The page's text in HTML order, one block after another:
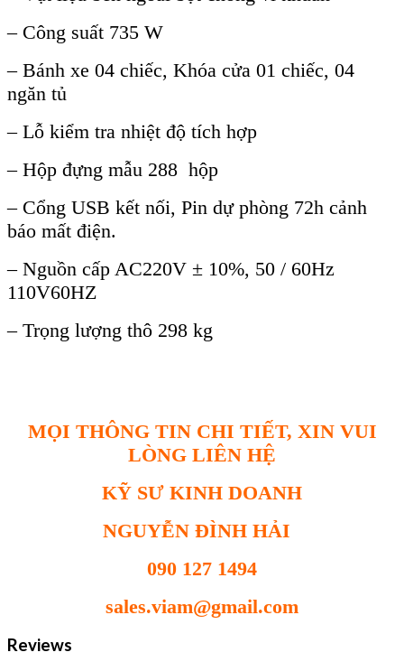
– Công suất 735 W
– Bánh xe 04 chiếc, Khóa cửa 01 chiếc, 04
ngăn tủ
– Lỗ kiểm tra nhiệt độ tích hợp
– Hộp đựng mẫu 288 hộp
– Cổng USB kết nối, Pin dự phòng 72h cảnh
báo mất điện.
– Nguồn cấp AC220V ± 10%, 50 / 60Hz
110V60HZ
– Trọng lượng thô 298 kg
MỌI THÔNG TIN CHI TIẾT, XIN VUI
LÒNG LIÊN HỆ
KỸ SƯ KINH DOANH
NGUYỄN ĐÌNH HẢI
090 127 1494
sales.viam@gmail.com
Reviews